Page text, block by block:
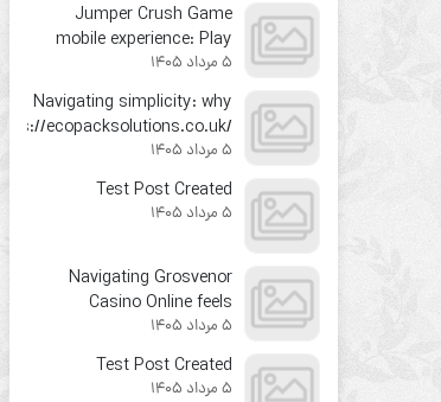
Jumper Crush Game
mobile experience: Play
your favorite instant win
game on the go
5 مرداد 1405
Navigating simplicity: why
https://ecopacksolutions.co.uk/
feels like second nature
from the first click
5 مرداد 1405
Test Post Created
5 مرداد 1405
Navigating Grosvenor
Casino Online feels
surprisingly
straightforward for
newcomers
5 مرداد 1405
Test Post Created
5 مرداد 1405